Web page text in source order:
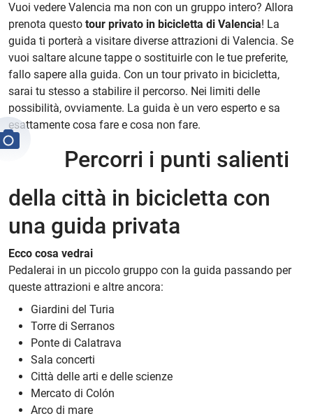
Vuoi vedere Valencia ma non con un gruppo intero? Allora
prenota questo tour privato in bicicletta di Valencia! La
guida ti porterà a visitare diverse attrazioni di Valencia. Se
vuoi saltare alcune tappe o sostituirle con le tue preferite,
fallo sapere alla guida. Con un tour privato in bicicletta,
sarai tu stesso a stabilire il percorso. Nei limiti delle
possibilità, ovviamente. La guida è un vero esperto e sa
esattamente cosa fare e cosa non fare.
Percorri i punti salienti
della città in bicicletta con
una guida privata
Ecco cosa vedrai
Pedalerai in un piccolo gruppo con la guida passando per
queste attrazioni e altre ancora:
Giardini del Turia
Torre di Serranos
Ponte di Calatrava
Sala concerti
Città delle arti e delle scienze
Mercato di Colón
Arco di mare